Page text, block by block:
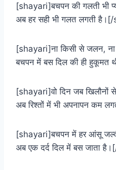
[shayari]बचपन की गलती भी
अब हर सही भी गलत लगती
[shayari]ना किसी से जलन, ना
बचपन में बस दिल की ही हुकूमत
[shayari]वो दिन जब खिलौनों से
अब रिश्तों में भी अपनापन कम
[shayari]बचपन में हर आंसू
अब एक दर्द दिल में बस जाता